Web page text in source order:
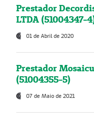
Prestador
LTDA (51004347-
01 de Abril de 2020
Prestador
(51004355-5)
07 de Maio de 2021